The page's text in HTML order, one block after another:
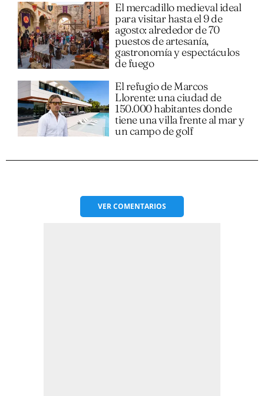
El mercadillo medieval ideal
para visitar hasta el 9 de
agosto: alrededor de 70
puestos de artesanía,
gastronomía y espectáculos
de fuego
El refugio de Marcos
Llorente: una ciudad de
150.000 habitantes donde
tiene una villa frente al mar y
un campo de golf
VERCOMENTARIOS